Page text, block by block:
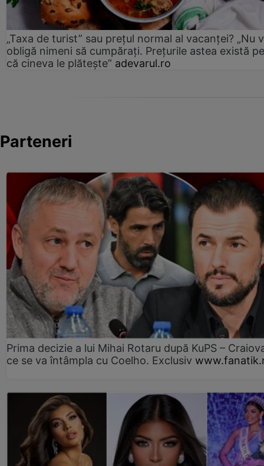
„Taxa de turist” sau prețul normal al vacanței? „Nu
obligă nimeni să cumpărați. Prețurile astea există
că cineva le plătește” adevarul.ro
Parteneri
Prima decizie a lui Mihai Rotaru după KuPS –
ce se va întâmpla cu Coelho. Exclusiv